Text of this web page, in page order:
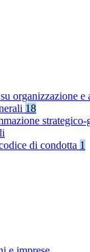
organizzazione e
18
strategico-
di condotta 1